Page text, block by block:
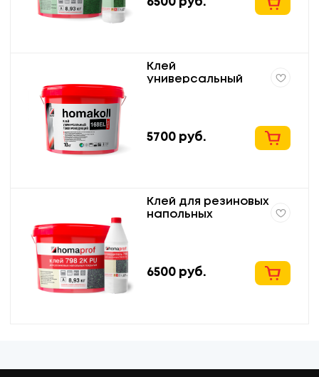
Клей
универсальный
168EL Prof
5700 руб.
Клей для резиновых
напольных
полиуретановый
6500 руб.